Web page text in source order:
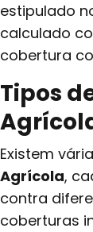
estipulado
calculado
cobertura
Tipos
Existem
Agrícola,
contra
coberturas